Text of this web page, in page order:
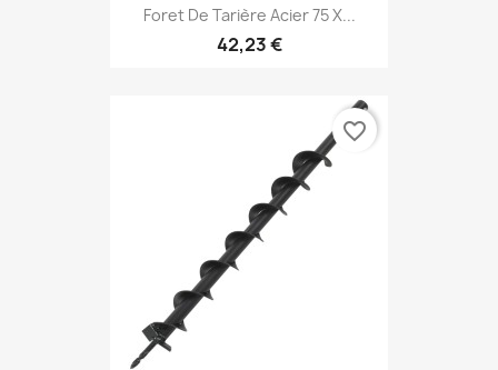
Foret De Tarière Acier 75 X...
42,23 €
favorite_border